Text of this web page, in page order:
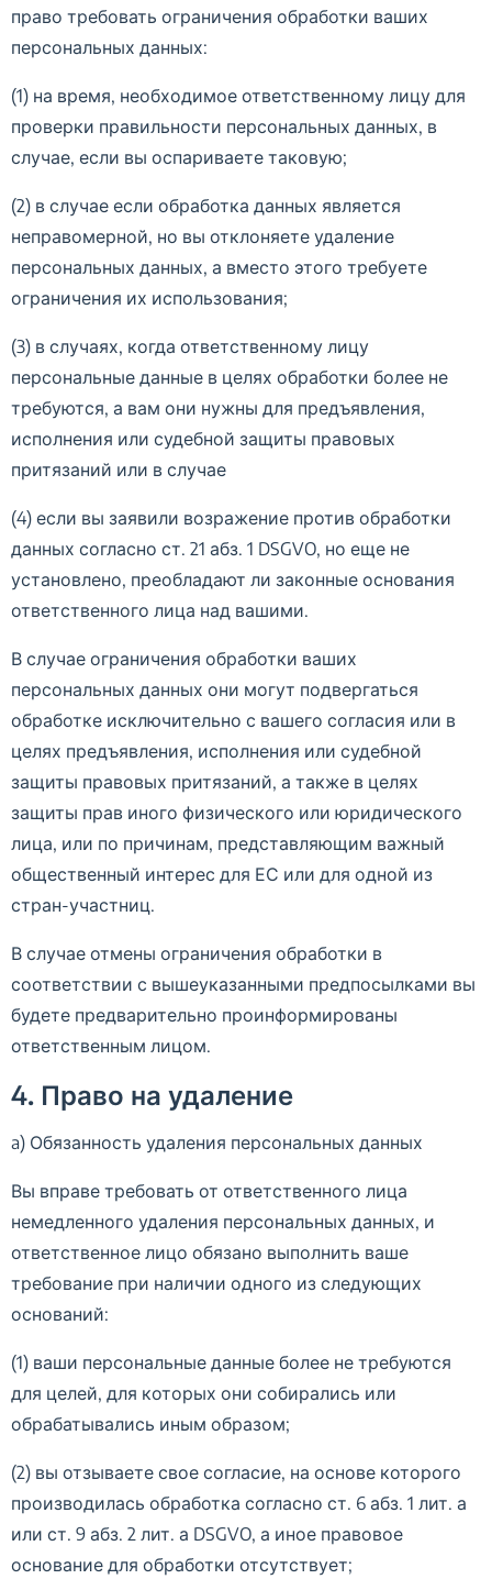
право требовать ограничения обработки ваших
персональных данных:
(1) на время, необходимое ответственному лицу для
проверки правильности персональных данных, в
случае, если вы оспариваете таковую;
(2) в случае если обработка данных является
неправомерной, но вы отклоняете удаление
персональных данных, а вместо этого требуете
ограничения их использования;
(3) в случаях, когда ответственному лицу
персональные данные в целях обработки более не
требуются, а вам они нужны для предъявления,
исполнения или судебной защиты правовых
притязаний или в случае
(4) если вы заявили возражение против обработки
данных согласно ст. 21 абз. 1 DSGVO, но еще не
установлено, преобладают ли законные основания
ответственного лица над вашими.
В случае ограничения обработки ваших
персональных данных они могут подвергаться
обработке исключительно с вашего согласия или в
целях предъявления, исполнения или судебной
защиты правовых притязаний, а также в целях
защиты прав иного физического или юридического
лица, или по причинам, представляющим важный
общественный интерес для ЕС или для одной из
стран-участниц.
В случае отмены ограничения обработки в
соответствии с вышеуказанными предпосылками вы
будете предварительно проинформированы
ответственным лицом.
4. Право на удаление
a) Обязанность удаления персональных данных
Вы вправе требовать от ответственного лица
немедленного удаления персональных данных, и
ответственное лицо обязано выполнить ваше
требование при наличии одного из следующих
оснований:
(1) ваши персональные данные более не требуются
для целей, для которых они собирались или
обрабатывались иным образом;
(2) вы отзываете свое согласие, на основе которого
производилась обработка согласно ст. 6 абз. 1 лит. а
или ст. 9 абз. 2 лит. а DSGVO, а иное правовое
основание для обработки отсутствует;